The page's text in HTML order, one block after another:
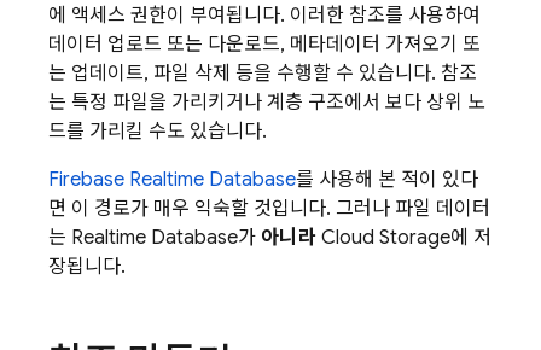
에 액세스 권한이 부여됩니다. 이러한 참조를 사용하여
데이터 업로드 또는 다운로드, 메타데이터 가져오기 또
는 업데이트, 파일 삭제 등을 수행할 수 있습니다. 참조
는 특정 파일을 가리키거나 계층 구조에서 보다 상위 노
드를 가리킬 수도 있습니다.
Firebase Realtime Database를 사용해 본 적이 있다
면 이 경로가 매우 익숙할 것입니다. 그러나 파일 데이터
는 Realtime Database가 아니라 Cloud Storage에 저
장됩니다.